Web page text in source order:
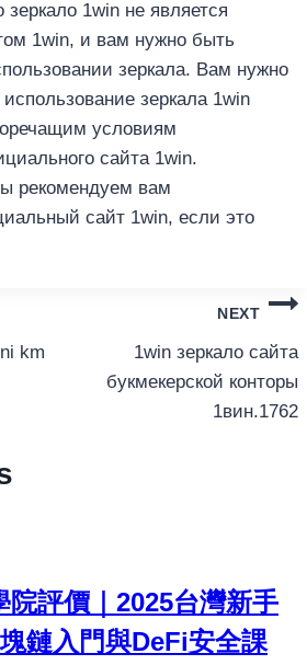
1win не является
1win, и вам нужно быть
зеркала. Вам нужно
зеркала 1win
условиям
сайта 1win.
рекомендуем вам
сайт 1win, если это
km
NEXT
1win зеркало сайта
букмекерской конторы
1вин.1762
院評價｜2025台灣新手
鏈入門與DeFi安全課